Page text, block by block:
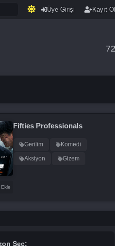
Üye Girişi Kayıt Ol
Ekle
Fifties Professionals
Gerilim Komedi
Aksiyon Gizem
Seç: